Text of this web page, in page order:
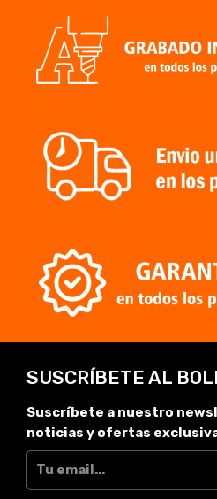
SUSCRÍBETE AL
Suscríbete a nuestro
noticias y ofertas